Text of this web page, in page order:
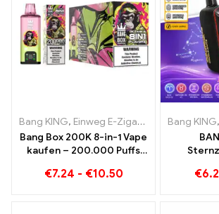
Bang KING, Einweg E-Zigaretten ,Einweg-E-
Bang Box 200K 8-in-1 Vape
kaufen – 200.000 Puffs
€7.24 - €10.50
Bang KING,
€